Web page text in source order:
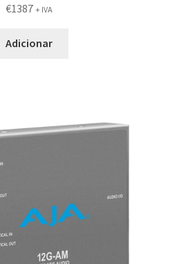
€1387 + IVA
Adicionar